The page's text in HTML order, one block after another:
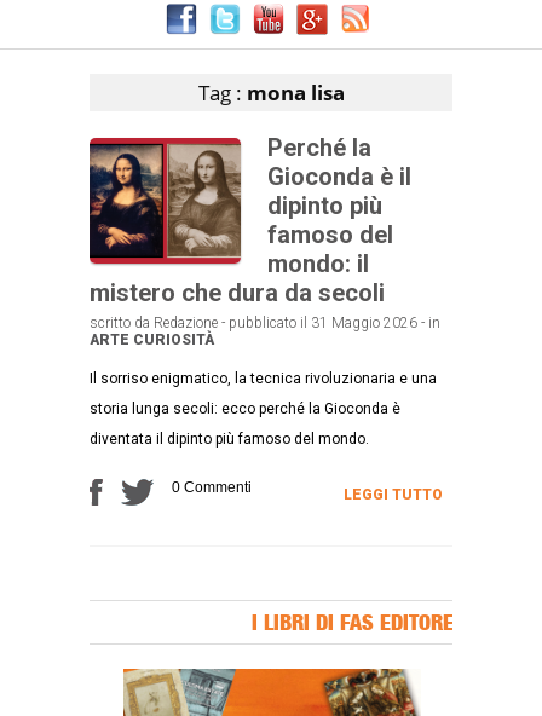
Tag : mona lisa
Perché la
Gioconda è il
dipinto più
famoso del
mondo: il
mistero che dura da secoli
scritto da Redazione - pubblicato il 31 Maggio 2026 - in
ARTE CURIOSITÀ
Il sorriso enigmatico, la tecnica rivoluzionaria e una
storia lunga secoli: ecco perché la Gioconda è
diventata il dipinto più famoso del mondo.
0 Commenti LEGGI TUTTO
I LIBRI DI FAS EDITORE